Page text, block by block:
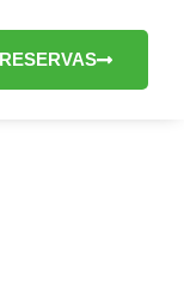
RESERVAS